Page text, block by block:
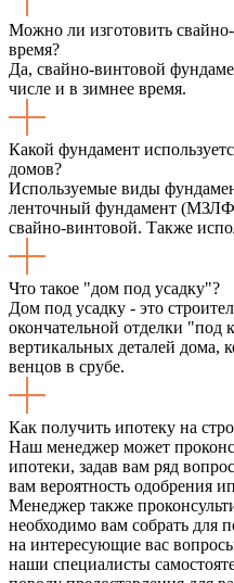
Можно ли изготовить
время?
Да, свайно-винтовой
числе и в зимнее время.
Какой фундамент
домов?
Используемые виды
ленточный фундамент
свайно-винтовой. Также
Что такое "дом под усадку"?
Дом под усадку - это
окончательной отделки "под
вертикальных деталей дома,
венцов в срубе.
Как получить ипотеку на
Наш менеджер может
ипотеки, задав вам ряд
вам вероятность одобрения
Менеджер также
необходимо вам собрать для
на интересующие вас
наши специалисты